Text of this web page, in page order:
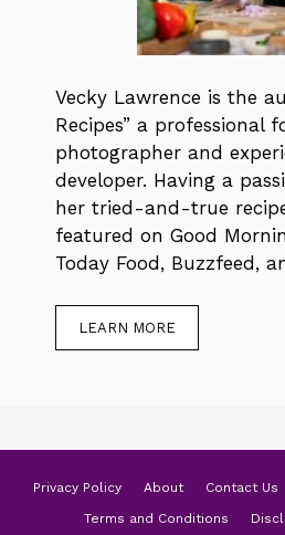
Vecky Lawrence is the
Recipes” a professional
photographer and
developer. Having a
her tried-and-true
featured on Good
Today Food, Buzzfeed,
LEARN MORE
Privacy Policy About Contact Us
Terms and Conditions